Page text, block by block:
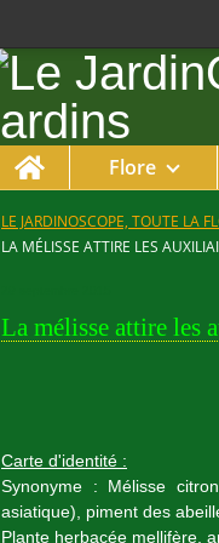
Home Flore
LE JARDINOSCOPE, TOUTE LA
LA MÉLISSE ATTIRE LES
La mélisse attire les
Carte d'identité :
Synonyme : Mélisse
asiatique), piment des
Plante herbacée mellifère,